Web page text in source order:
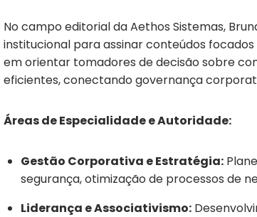
No campo editorial da Aethos Sistemas,
institucional para assinar conteúdos
em orientar tomadores de decisão sobre
eficientes, conectando governança
Áreas de Especialidade e Autoridade:
Gestão Corporativa e Estratégia:
segurança, otimização de processos de
Liderança e Associativismo: